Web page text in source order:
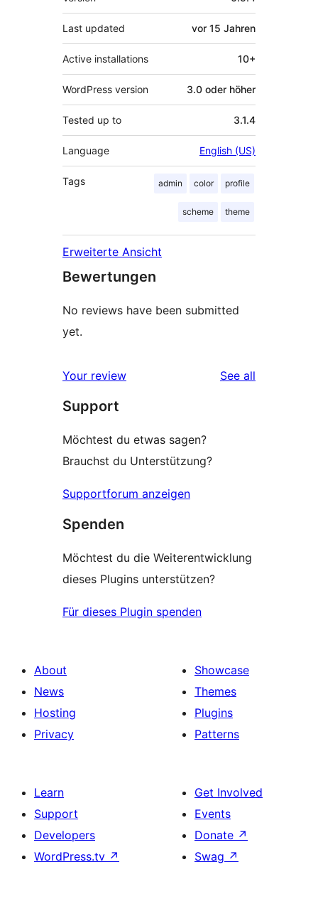
Last updated vor 15 Jahren
Active installations 10+
WordPress version 3.0 oder höher
Tested up to 3.1.4
Language English (US)
Tags admin color profile
scheme theme
Erweiterte Ansicht
Bewertungen
No reviews have been submitted
yet.
Your review See all
Support
Möchtest du etwas sagen?
Brauchst du Unterstützung?
Supportforum anzeigen
Spenden
Möchtest du die Weiterentwicklung
dieses Plugins unterstützen?
Für dieses Plugin spenden
About
News
Hosting
Privacy
Showcase
Themes
Plugins
Patterns
Learn
Support
Developers
WordPress.tv ↗
Get Involved
Events
Donate ↗
Swag ↗